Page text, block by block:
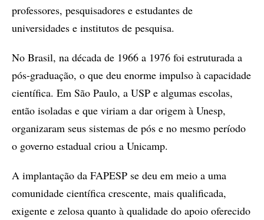
professores, pesquisadores e estudantes de
universidades e institutos de pesquisa.
No Brasil, na década de 1966 a 1976 foi estruturada a
pós-graduação, o que deu enorme impulso à capacidade
científica. Em São Paulo, a USP e algumas escolas,
então isoladas e que viriam a dar origem à Unesp,
organizaram seus sistemas de pós e no mesmo período
o governo estadual criou a Unicamp.
A implantação da FAPESP se deu em meio a uma
comunidade científica crescente, mais qualificada,
exigente e zelosa quanto à qualidade do apoio oferecido